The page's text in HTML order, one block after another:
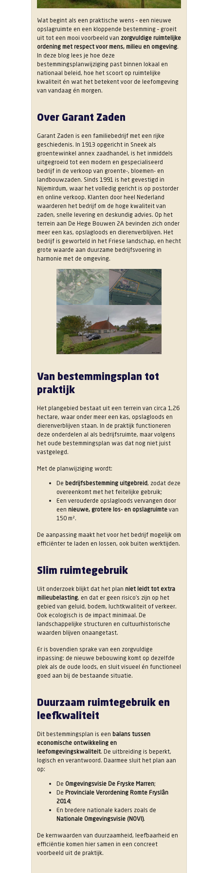
Wat begint als een praktische wens – een nieuwe
opslagruimte en een kloppende bestemming – groeit
uit tot een mooi voorbeeld van zorgvuldige ruimtelijke
ordening met respect voor mens, milieu en omgeving.
In deze blog lees je hoe deze
bestemmingsplanwijziging past binnen lokaal en
nationaal beleid, hoe het scoort op ruimtelijke
kwaliteit én wat het betekent voor de leefomgeving
van vandaag én morgen.
Over Garant Zaden
Garant Zaden is een familiebedrijf met een rijke
geschiedenis. In 1913 opgericht in Sneek als
groentewinkel annex zaadhandel, is het inmiddels
uitgegroeid tot een modern en gespecialiseerd
bedrijf in de verkoop van groente-, bloemen- en
landbouwzaden. Sinds 1991 is het gevestigd in
Nijemirdum, waar het volledig gericht is op postorder
en online verkoop. Klanten door heel Nederland
waarderen het bedrijf om de hoge kwaliteit van
zaden, snelle levering en deskundig advies. Op het
terrein aan De Hege Bouwen 2A bevinden zich onder
meer een kas, opslagloods en dierenverblijven. Het
bedrijf is geworteld in het Friese landschap, en hecht
grote waarde aan duurzame bedrijfsvoering in
harmonie met de omgeving.
Van bestemmingsplan tot
praktijk
Het plangebied bestaat uit een terrein van circa 1,26
hectare, waar onder meer een kas, opslagloods en
dierenverblijven staan. In de praktijk functioneren
deze onderdelen al als bedrijfsruimte, maar volgens
het oude bestemmingsplan was dat nog niet juist
vastgelegd.
Met de planwijziging wordt:
De bedrijfsbestemming uitgebreid, zodat deze
overeenkomt met het feitelijke gebruik;
Een verouderde opslagloods vervangen door
een nieuwe, grotere los- en opslagruimte van
150 m².
De aanpassing maakt het voor het bedrijf mogelijk om
efficiënter te laden en lossen, ook buiten werktijden.
Slim ruimtegebruik
Uit onderzoek blijkt dat het plan niet leidt tot extra
milieubelasting, en dat er geen risico’s zijn op het
gebied van geluid, bodem, luchtkwaliteit of verkeer.
Ook ecologisch is de impact minimaal. De
landschappelijke structuren en cultuurhistorische
waarden blijven onaangetast.
Er is bovendien sprake van een zorgvuldige
inpassing: de nieuwe bebouwing komt op dezelfde
plek als de oude loods, en sluit visueel én functioneel
goed aan bij de bestaande situatie.
Duurzaam ruimtegebruik en
leefkwaliteit
Dit bestemmingsplan is een balans tussen
economische ontwikkeling en
leefomgevingskwaliteit. De uitbreiding is beperkt,
logisch en verantwoord. Daarmee sluit het plan aan
op:
De Omgevingsvisie De Fryske Marren;
De Provinciale Verordening Romte Fryslân
2014;
En bredere nationale kaders zoals de
Nationale Omgevingsvisie (NOVI).
De kernwaarden van duurzaamheid, leefbaarheid en
efficiëntie komen hier samen in een concreet
voorbeeld uit de praktijk.